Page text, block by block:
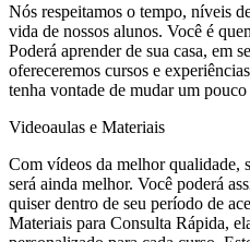
Nós respeitamos o tempo, níveis
vida de nossos alunos. Você é
Poderá aprender de sua casa, em
ofereceremos cursos e
tenha vontade de mudar um
Videoaulas e Materiais
Com vídeos da melhor qualidade,
será ainda melhor. Você poderá
quiser dentro de seu período de
Materiais para Consulta Rápida,